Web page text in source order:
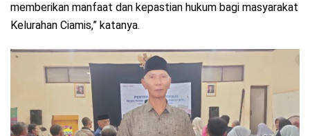
memberikan manfaat dan kepastian hukum bagi masyarakat
Kelurahan Ciamis,” katanya.